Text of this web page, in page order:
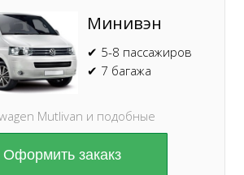
Минивэн
Mutlivan и подобные
✔ 5-8 пассажиров
✔ 7 багажа
Оформить закакз